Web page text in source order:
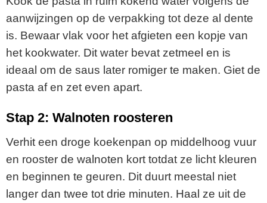
aanwijzingen op de verpakking tot deze al dente
is. Bewaar vlak voor het afgieten een kopje van
het kookwater. Dit water bevat zetmeel en is
ideaal om de saus later romiger te maken. Giet de
pasta af en zet even apart.
Stap 2: Walnoten roosteren
Verhit een droge koekenpan op middelhoog vuur
en rooster de walnoten kort totdat ze licht kleuren
en beginnen te geuren. Dit duurt meestal niet
langer dan twee tot drie minuten. Haal ze uit de